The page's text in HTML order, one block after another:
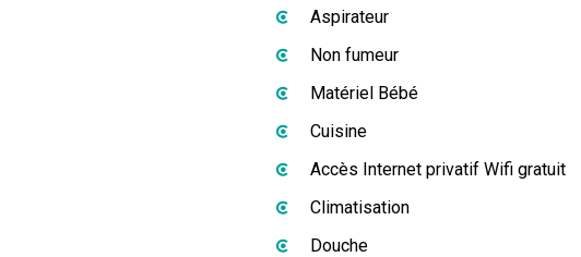
Aspirateur
Non fumeur
Matériel Bébé
Cuisine
Accès Internet privatif Wifi gratuit
Climatisation
Douche